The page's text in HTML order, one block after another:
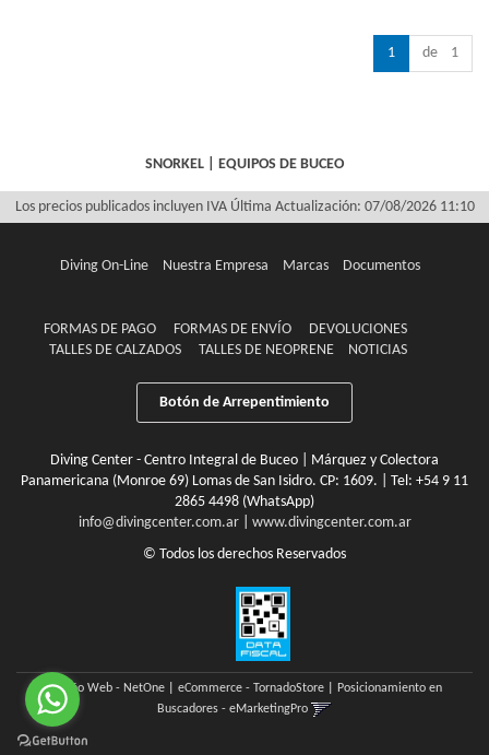
1 de 1
SNORKEL EQUIPOS DE BUCEO
Los precios publicados incluyen IVA Última Actualización: 07/08/2026 11:10
Diving On-Line Nuestra Empresa Marcas Documentos
FORMAS DE PAGO FORMAS DE ENVÍO
DEVOLUCIONES
TALLES DE CALZADOS
TALLES DE NEOPRENE NOTICIAS
Botón de Arrepentimiento
Diving Center - Centro Integral de Buceo | Márquez y Colectora
Panamericana (Monroe 69) Lomas de San Isidro. CP: 1609. | Tel: +54 9 11
2865 4498 (WhatsApp)
info@divingcenter.com.ar| www.divingcenter.com.ar
© Todos los derechos Reservados
Diseño Web - NetOne| eCommerce - TornadoStore|
Posicionamiento en
Buscadores - eMarketingPro